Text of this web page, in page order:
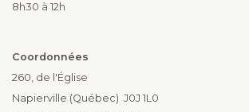
8h30 à 12h
Coordonnées
260, de l'Église
Napierville (Québec) J0J 1L0